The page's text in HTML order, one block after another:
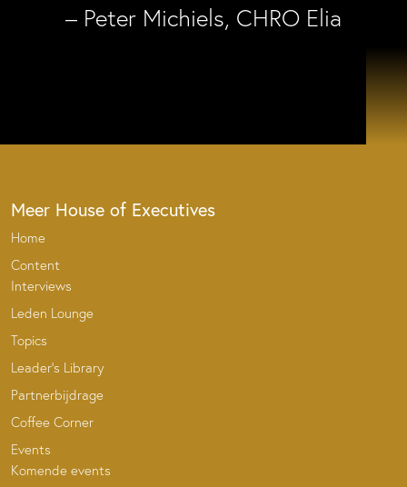
– Peter Michiels, CHRO Elia
Meer House of Executives
Home
Content
Interviews
Leden Lounge
Topics
Leader’s Library
Partnerbijdrage
Coffee Corner
Events
Komende events